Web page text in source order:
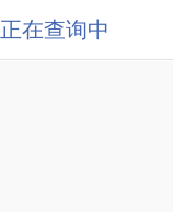
正在查询中